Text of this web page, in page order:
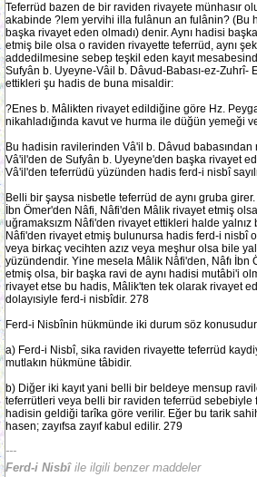
Teferrüd bazen de bir raviden rivayete münhasır
akabinde ?lem yervihi illa fulânun an fulânin? (Bu
başka rivayet eden olmadı) denir. Aynı hadisi
etmiş bile olsa o raviden rivayette teferrüd, aynı
addedilmesine sebep teşkil eden kayıt
Sufyân b. Uyeyne-Vâil b. Dâvud-Babası-ez-Zuhrî-
ettikleri şu hadis de buna misaldir:
?Enes b. Mâlikten rivayet edildiğine göre Hz.
nikahladığında kavut ve hurma ile düğün yemeği
Bu hadisin ravilerinden Vâ'il b. Dâvud babasından
Vâ'il'den de Sufyân b. Uyeyne'den başka rivayet
Vâ'il'den teferrüdü yüzünden hadis ferd-i nisbî
Belli bir şaysa nisbetle teferrüd de aynı gruba
İbn Ömer'den Nâfi, Nâfi'den Mâlik rivayet etmiş
uğramaksızm Nâfi'den rivayet ettikleri halde yalnız
Nâfi'den rivayet etmiş bulunursa hadis ferd-i nisbî
veya birkaç vecihten azız veya meşhur olsa bile
yüzündendir. Yine mesela Mâlik Nâfi'den, Nâfı İbn
etmiş olsa, bir başka ravi de aynı hadisi mutâbi'i
rivayet etse bu hadis, Mâlik'ten tek olarak rivayet
dolayısiyle ferd-i nisbîdir. 278
Ferd-i Nisbînin hükmünde iki durum söz
a) Ferd-i Nisbî, sika raviden rivayette teferrüd
mutlakın hükmüne tâbidir.
b) Diğer iki kayıt yani belli bir beldeye mensup
teferrütleri veya belli bir raviden teferrüd sebebiyle
hadisin geldiği tarîka göre verilir. Eğer bu tarik
hasen; zayıfsa zayıf kabul edilir. 279
---
Ferd-i Nisbîile ilgili benzer maddeler